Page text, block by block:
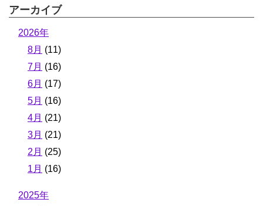
アーカイブ
2026年
8月 (11)
7月 (16)
6月 (17)
5月 (16)
4月 (21)
3月 (21)
2月 (25)
1月 (16)
2025年